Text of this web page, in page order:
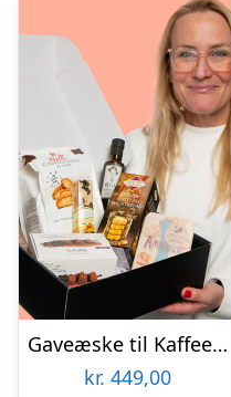
Gaveæske til Kaffeelskeren
kr. 449,00